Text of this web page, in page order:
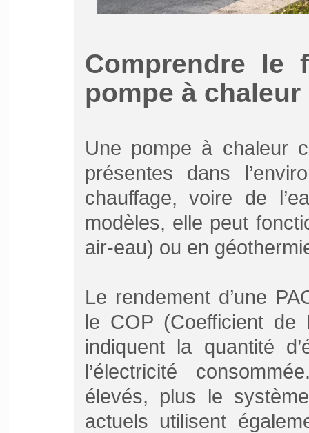
Comprendre le
pompe à chaleur
Une pompe à chaleur
présentes dans
chauffage, voire de
modèles, elle peut
air-eau) ou en
Le rendement d’une
le COP (Coefficient de
indiquent la quantité
l’électricité
élevés, plus le
actuels utilisent